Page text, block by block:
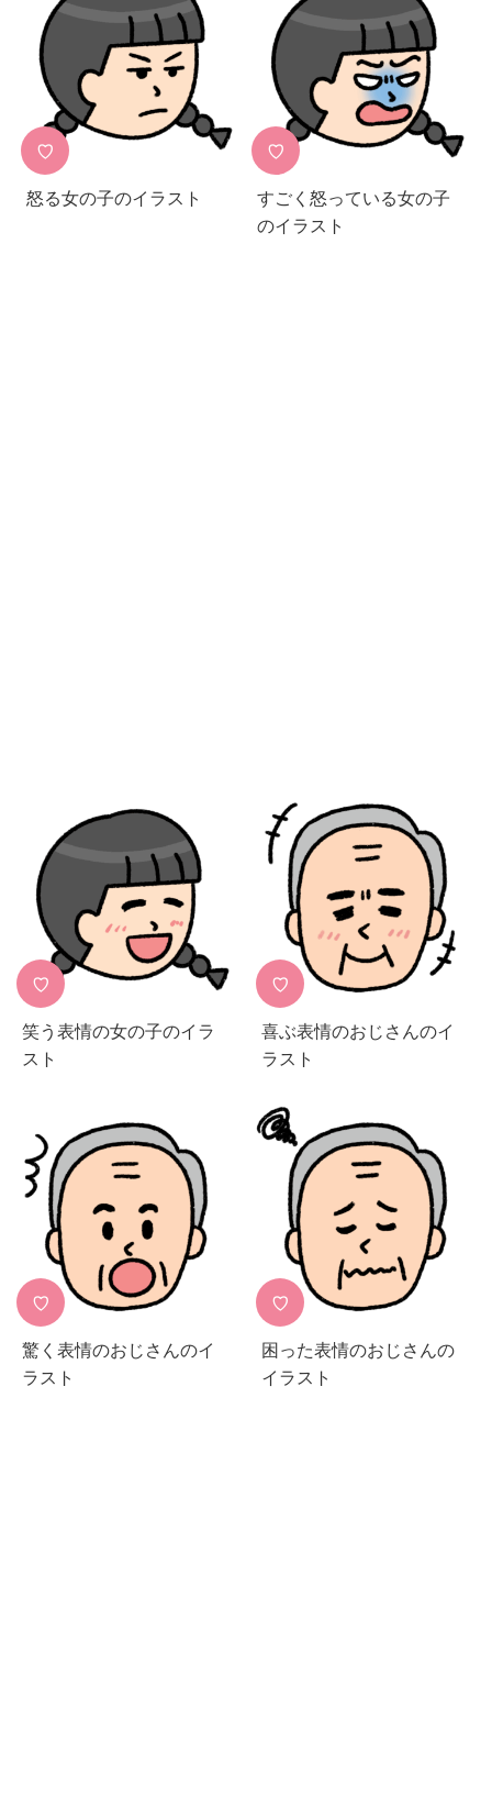
♡
怒る女の子のイラスト
♡
すごく怒っている女の子
のイラスト
♡
笑う表情の女の子のイラ
スト
♡
喜ぶ表情のおじさんのイ
ラスト
♡
驚く表情のおじさんのイ
ラスト
♡
困った表情のおじさんの
イラスト